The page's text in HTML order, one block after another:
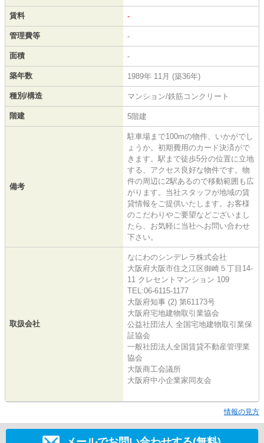
賃料 -
管理費等 -
面積 -
築年数 1989年 11月 (築36年)
種別/構造 マンション/鉄筋コンクリート
階建 5階建
備考
駐車場まで100mの物件、いかがでし
ょうか。初期費用のカード決済がで
きます。駅まで徒歩5分の位置に立地
する、アクセス良好な物件です。物
件の周辺に2駅あるので移動範囲も広
がります。当社スタッフが地域の賃
貸情報をご提供いたします。お客様
のこだわりやご要望などございまし
たら、お気軽に当社へお問い合わせ
下さい。
取扱会社
なにわのシンデレラ株式会社
大阪府大阪市住之江区御崎５丁目14-
11 クレセントマンション 109
TEL:06-6115-1177
大阪府知事 (2) 第61173号
大阪府宅地建物取引業協会
公益社団法人 全国宅地建物取引業保
証協会
一般社団法人全国賃貸不動産管理業
協会
大阪商工会議所
大阪府中小企業家同友会
情報の見方